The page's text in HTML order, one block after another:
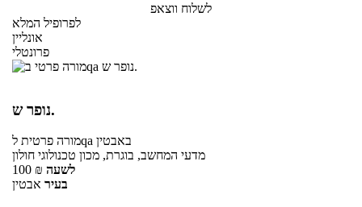
לשלוח ווצאפ
לפרופיל המלא
אונליין
פרונטלי
נופר ש.
מורה פרטיתלqa באבטין
מדעי המחשב, בוגרת, מכון טכנולוגי חולון
100 ₪ לשעה
בעיר אבטין